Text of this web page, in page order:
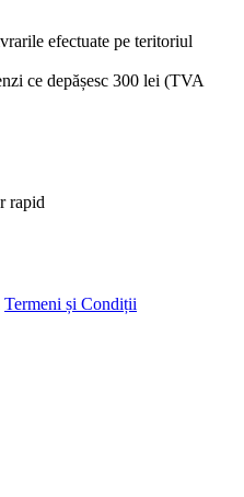
efectuate pe teritoriul
ce depășesc 300 lei (TVA
rapid
Termeni și Condiții